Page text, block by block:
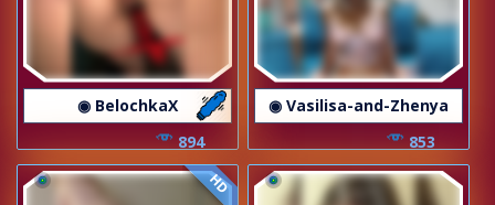
◉ BelochkaX
894
◉ Vasilisa-and-Zhenya
853
HD